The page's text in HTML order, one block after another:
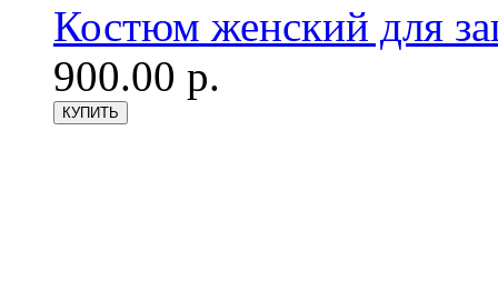
Костюм женский для
900.00 р.